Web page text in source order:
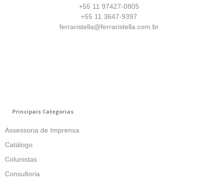
+55 11 97427-0805
+55 11 3647-9397
ferraristella@ferraristella.com.br
Principais Categorias
Assessoria de Imprensa
Catálogo
Colunistas
Consultoria